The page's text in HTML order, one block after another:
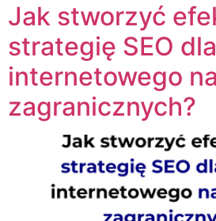
Jak stworzyć
strategię SEO
internetowego
zagranicznych?